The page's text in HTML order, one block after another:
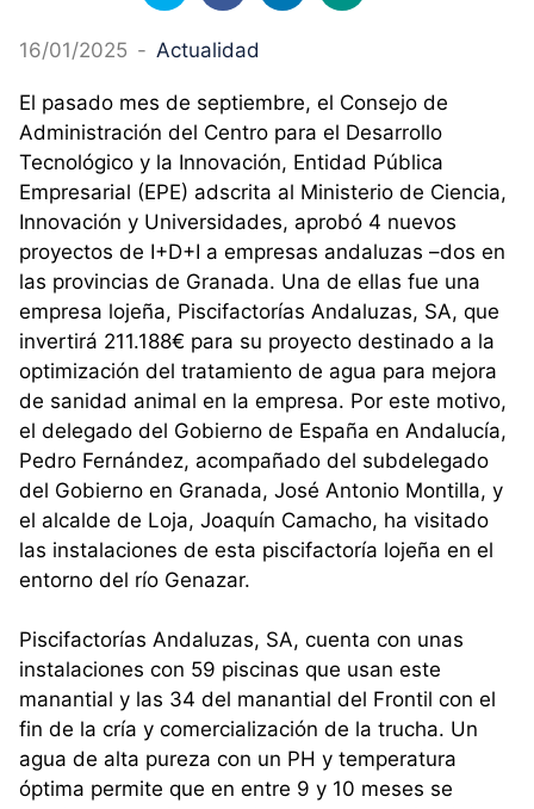
16/01/2025 - Actualidad
El pasado mes de septiembre, el Consejo de
Administración del Centro para el Desarrollo
Tecnológico y la Innovación, Entidad Pública
Empresarial (EPE) adscrita al Ministerio de Ciencia,
Innovación y Universidades, aprobó 4 nuevos
proyectos de I+D+I a empresas andaluzas –dos en
las provincias de Granada. Una de ellas fue una
empresa lojeña, Piscifactorías Andaluzas, SA, que
invertirá 211.188€ para su proyecto destinado a la
optimización del tratamiento de agua para mejora
de sanidad animal en la empresa. Por este motivo,
el delegado del Gobierno de España en Andalucía,
Pedro Fernández, acompañado del subdelegado
del Gobierno en Granada, José Antonio Montilla, y
el alcalde de Loja, Joaquín Camacho, ha visitado
las instalaciones de esta piscifactoría lojeña en el
entorno del río Genazar.
Piscifactorías Andaluzas, SA, cuenta con unas
instalaciones con 59 piscinas que usan este
manantial y las 34 del manantial del Frontil con el
fin de la cría y comercialización de la trucha. Un
agua de alta pureza con un PH y temperatura
óptima permite que en entre 9 y 10 meses se